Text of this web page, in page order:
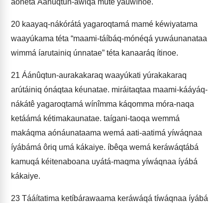
aónéta Áánûqtun-awiqa múte yauwínoe.
20 kaayaq-nákórátá yagaroqtamá mamé kéwiyatama
waayúkama téta “maami-táíbáq-mónéqá yuwáunanataa
wimmá íarutainiq únnatae” téta kanaaráq ítinoe.
21 Áánûqtun-aurakakaraq waayúkati yúrakakaraq
arútáiniq ónáqtaa kéunatae. miráitaqtaa maami-kááyáq-
nákátê yagaroqtamá wínîmma káqomma móra-naqa
ketáámá kétimakaunatae. taígani-taoqa wemmá
makáqma aónáunataama wemá aati-aatimá yíwáqnaa
íyábámá ôriq umá kákaiye. íbêqa wemá keráwáqtábá
kamuqá kéitenaboana uyátá-maqma yíwáqnaa íyábá
kákaiye.
23 Tááítatima ketíbárawaama keráwáqá tíwáqnaa íyábá